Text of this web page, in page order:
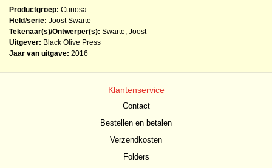
Productgroep: Curiosa
Held/serie: Joost Swarte
Tekenaar(s)/Ontwerper(s): Swarte, Joost
Uitgever: Black Olive Press
Jaar van uitgave: 2016
Klantenservice
Contact
Bestellen en betalen
Verzendkosten
Folders